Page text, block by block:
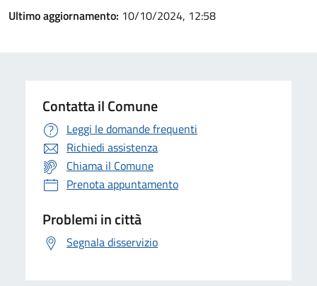
Ultimo aggiornamento: 10/10/2024, 12:58
Contatta il Comune
Leggi le domande frequenti
Richiedi assistenza
Chiama il Comune
Prenota appuntamento
Problemi in città
Segnala disservizio